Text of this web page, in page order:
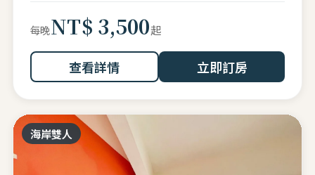
每晚NT$ 3,500起
查看詳情 立即訂房
海岸雙人